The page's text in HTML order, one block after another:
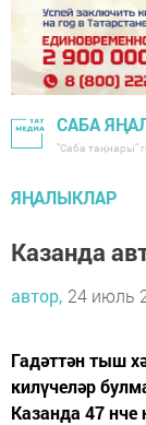
САБА
"Саба таңнары"
ЯҢАЛЫКЛАР
Казанда
автор, 24 июль
Гадәттән тыш
килүчеләр
Казанда 47